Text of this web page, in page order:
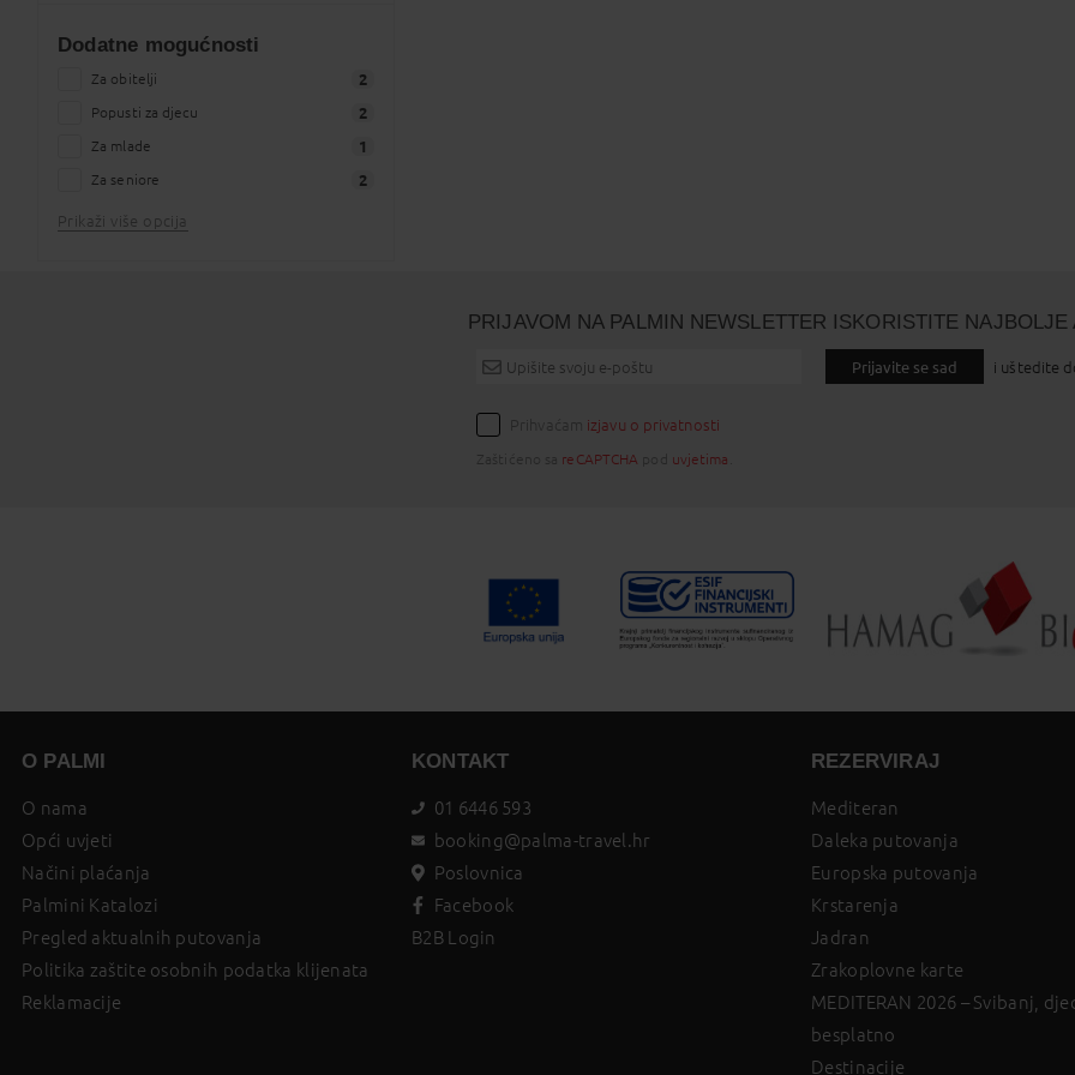
1 tjedan
2 tjedan
od 1 do 4 dana
od 5 do 8 dana
od 9 do 15 dana
Dodatne mogućnosti
Za obitelji 2
Popusti za djecu 2
Za mlade 1
Za seniore 2
Prikaži više opcija
PRIJAVOM NA PALMIN NEWSLETTER ISKORISTITE NAJBOLJE
Prijavite se sad i uštedite
Prihvaćam izjavu o privatnosti
Zaštićeno sa reCAPTCHA uvjetima
O PALMI
O nama
Opći uvjeti
Načini plaćanja
Palmini Katalozi
Pregled aktualnih putovanja
Politika zaštite osobnih podatka klijenata
Reklamacije
KONTAKT
01 6446 593
booking@palma-travel.hr
Poslovnica
Facebook
B2B Login
REZERVIRAJ
Mediteran
Daleka putovanja
Europska putovanja
Krstarenja
Jadran
Zrakoplovne karte
MEDITERAN 2026 – Svibanj,
besplatno
Destinacije